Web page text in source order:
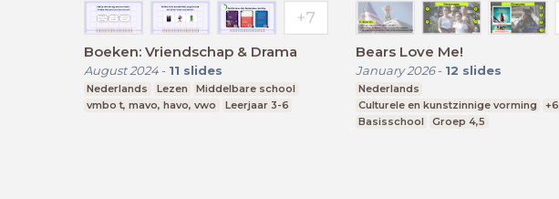
Boeken: Vriendschap & Drama
August 2024- 11 slides
Nederlands Lezen
Middelbare school
vmbo t, mavo, havo, vwo
Leerjaar 3-6
Bears Love Me!
January 2026- 12 slides
Nederlands
Culturele en kunstzinnige vorming
+6
Basisschool
Groep 4,5